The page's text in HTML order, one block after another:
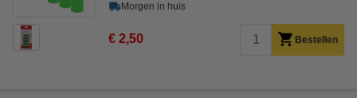
Morgen in huis
€ 2,50 Bestellen